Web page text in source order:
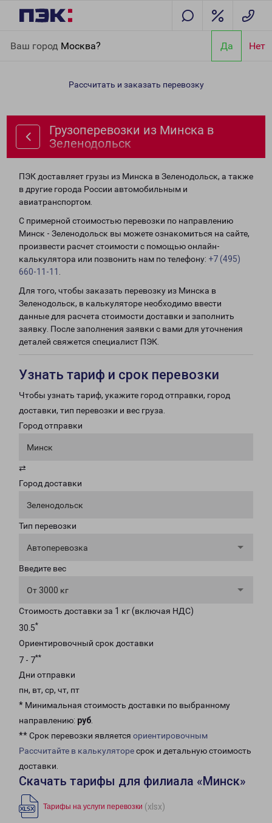
Ваш город Москва? Да Нет
Зеленодольск
Рассчитать и заказать перевозку
Грузоперевозки из Минска в
Зеленодольск
ПЭК доставляет грузы из Минска в Зеленодольск, а также
в другие города России автомобильным и
авиатранспортом.
С примерной стоимостью перевозки по направлению
Минск - Зеленодольск вы можете ознакомиться на сайте,
произвести расчет стоимости с помощью онлайн-
калькулятора или позвонить нам по телефону: +7 (495)
660-11-11
Для того, чтобы заказать перевозку из Минска в
Зеленодольск, в калькуляторе необходимо ввести
данные для расчета стоимости доставки и заполнить
заявку. После заполнения заявки с вами для уточнения
деталей свяжется специалист ПЭК.
Узнать тариф и срок перевозки
Чтобы узнать тариф, укажите город отправки, город
доставки, тип перевозки и вес груза.
Город отправки
Минск
⇄
Город доставки
Зеленодольск
Тип перевозки
Автоперевозка
Введите вес
От 3000 кг
Стоимость доставки за 1 кг (включая НДС)
30.5*
Ориентировочный срок доставки
7 - 7**
Дни отправки
пн, вт, ср, чт, пт
* Минимальная стоимость доставки по выбранному
направлению: руб.
** Срок перевозки является ориентировочным
Рассчитайте в калькуляторесрок и детальную стоимость
доставки.
Скачать тарифы для филиала «Минск»
Тарифы на услуги перевозки (xlsx)